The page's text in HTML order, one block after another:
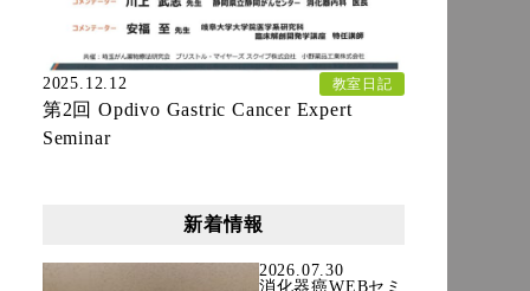
2025.12.12 教室日記
第2回 Opdivo Gastric Cancer Expert
Seminar
新着情報
2026.07.30
消化器癌WEBセミ